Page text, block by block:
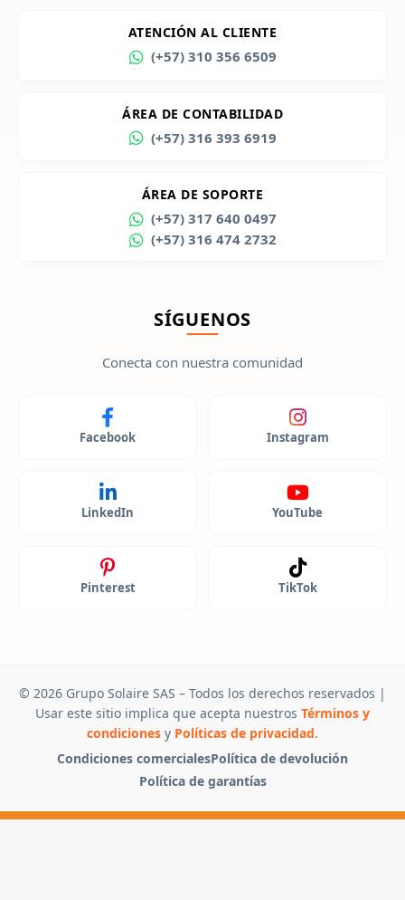
ATENCIÓN AL CLIENTE
(+57) 310 356 6509
ÁREA DE CONTABILIDAD
(+57) 316 393 6919
ÁREA DE SOPORTE
(+57) 317 640 0497
(+57) 316 474 2732
SÍGUENOS
Conecta con nuestra comunidad
Facebook Instagram
LinkedIn YouTube
Pinterest TikTok
© 2026 Grupo Solaire SAS – Todos los derechos reservados |
Usar este sitio implica que acepta nuestros Términos y
condiciones y Políticas de privacidad.
Condiciones comercialesPolítica de devolución
Política de garantías